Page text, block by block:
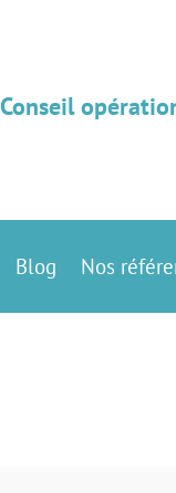
Conseil
Blog Nos